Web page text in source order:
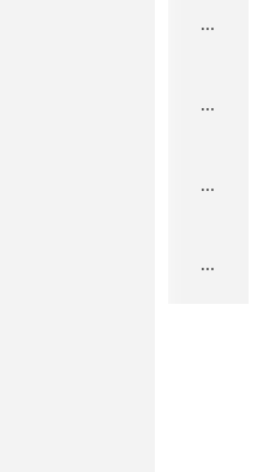
...
...
...
...